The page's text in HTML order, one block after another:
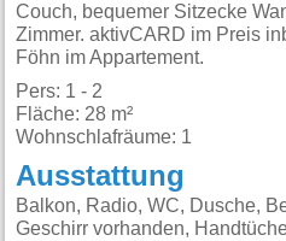
Couch, bequemer Sitzecke
Zimmer. aktivCARD im Preis
Föhn im Appartement.
Pers: 1 - 2
Fläche: 28 m²
Wohnschlafräume: 1
Ausstattung
Balkon, Radio, WC, Dusche,
Geschirr vorhanden,